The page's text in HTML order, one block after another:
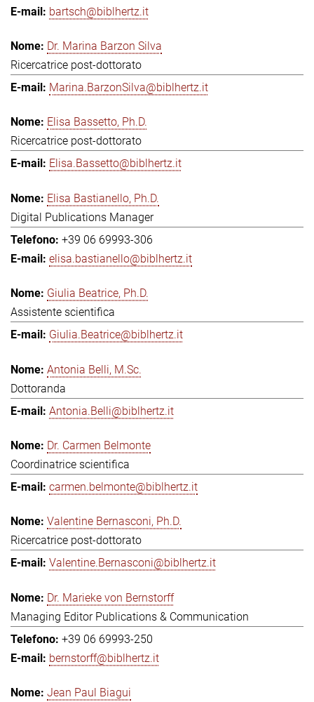
bartsch@biblhertz.it
Dr. Marina Barzon Silva
Ricercatrice post-dottorato
Marina.BarzonSilva@biblhertz.it
Elisa Bassetto, Ph.D.
Ricercatrice post-dottorato
Elisa.Bassetto@biblhertz.it
Elisa Bastianello, Ph.D.
Digital Publications Manager
+39 06 69993-306
elisa.bastianello@biblhertz.it
Giulia Beatrice, Ph.D.
Assistente scientifica
Giulia.Beatrice@biblhertz.it
Antonia Belli, M.Sc.
Dottoranda
Antonia.Belli@biblhertz.it
Dr. Carmen Belmonte
Coordinatrice scientifica
carmen.belmonte@biblhertz.it
Valentine Bernasconi, Ph.D.
Ricercatrice post-dottorato
Valentine.Bernasconi@biblhertz.it
Dr. Marieke von Bernstorff
Managing Editor Publications & Communication
+39 06 69993-250
bernstorff@biblhertz.it
Jean Paul Biagui